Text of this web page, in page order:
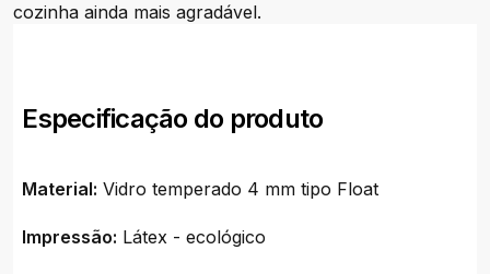
cozinha ainda mais agradável.
Especificação do produto
Material: Vidro temperado 4 mm tipo Float
Impressão: Látex - ecológico